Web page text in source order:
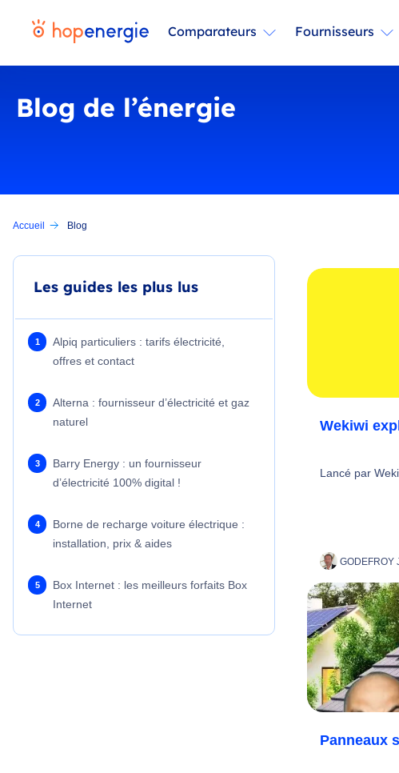
Comparateurs Fournisseurs
Blog de l’énergie
Accueil Blog
Les guides les plus lus
Alpiq particuliers : tarifs électricité,
offres et contact
Alterna : fournisseur d’électricité et gaz
naturel
Barry Energy : un fournisseur
d’électricité 100% digital !
Borne de recharge voiture électrique :
installation, prix & aides
Box Internet : les meilleurs forfaits Box
Internet
Wekiwi
Lancé par
GODEFROY
Panneaux